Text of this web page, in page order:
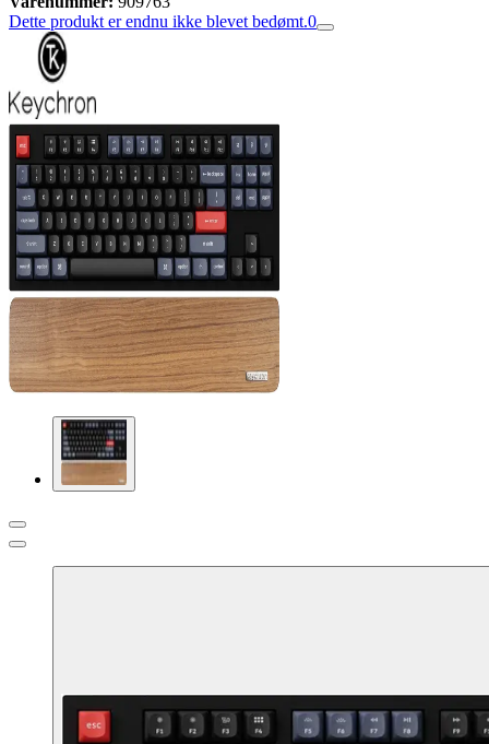
Dette produkt er endnu ikke blevet bedømt.0